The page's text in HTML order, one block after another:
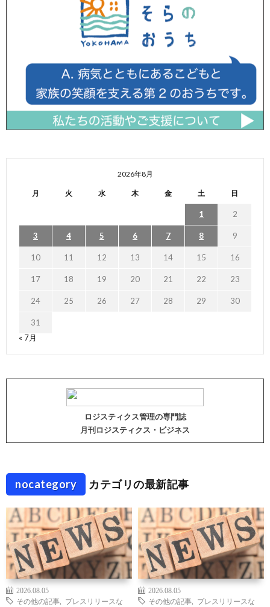
2026年8月
月 火 水 木 金 土 日
1 2
3 4 5 6 7 8 9
10 11 12 13 14 15 16
17 18 19 20 21 22 23
24 25 26 27 28 29 30
31
« 7月
ロジスティクス管理の専門誌
月刊ロジスティクス・ビジネス
nocategory カテゴリの最新記事
2026.08.05
その他の記事
プレスリリースな
2026.08.05
その他の記事
プレスリリースな